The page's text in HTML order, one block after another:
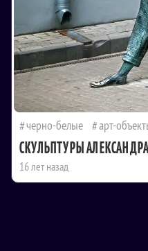
черно-белые арт-
СКУЛЬПТУРЫ
16 лет назад